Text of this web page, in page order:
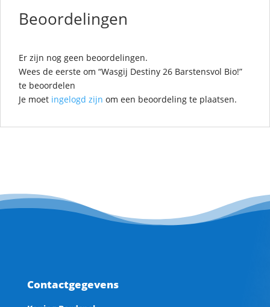
Beoordelingen
Er zijn nog geen beoordelingen.
Wees de eerste om “Wasgij Destiny 26 Barstensvol Bio!”
te beoordelen
Je moet ingelogd zijn om een beoordeling te plaatsen.
Contactgegevens